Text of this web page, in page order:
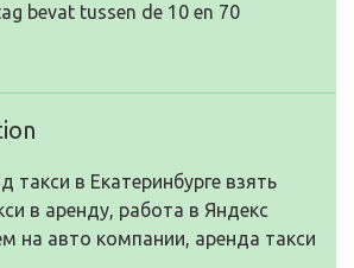
bevat tussen de 10 en 70
такси в Екатеринбурге взять
в аренду, работа в Яндекс
на авто компании, аренда такси